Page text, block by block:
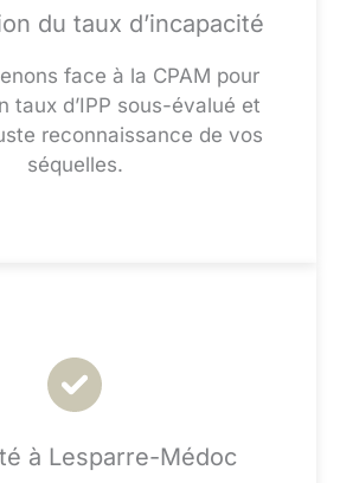
du taux d’incapacité
face à la CPAM pour
taux d’IPP sous-évalué et
reconnaissance de vos
séquelles.
à Lesparre-Médoc